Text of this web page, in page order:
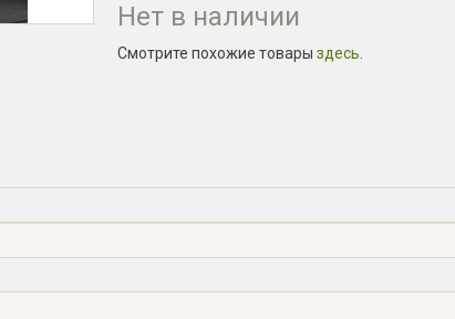
Нет в наличии
Смотрите похожие товары здесь